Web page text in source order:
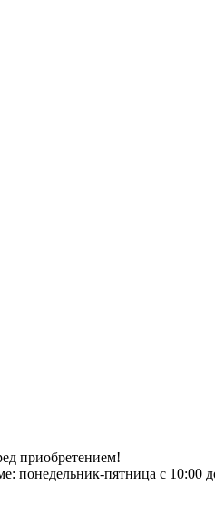
приобретением!
пятница с 10:00 до